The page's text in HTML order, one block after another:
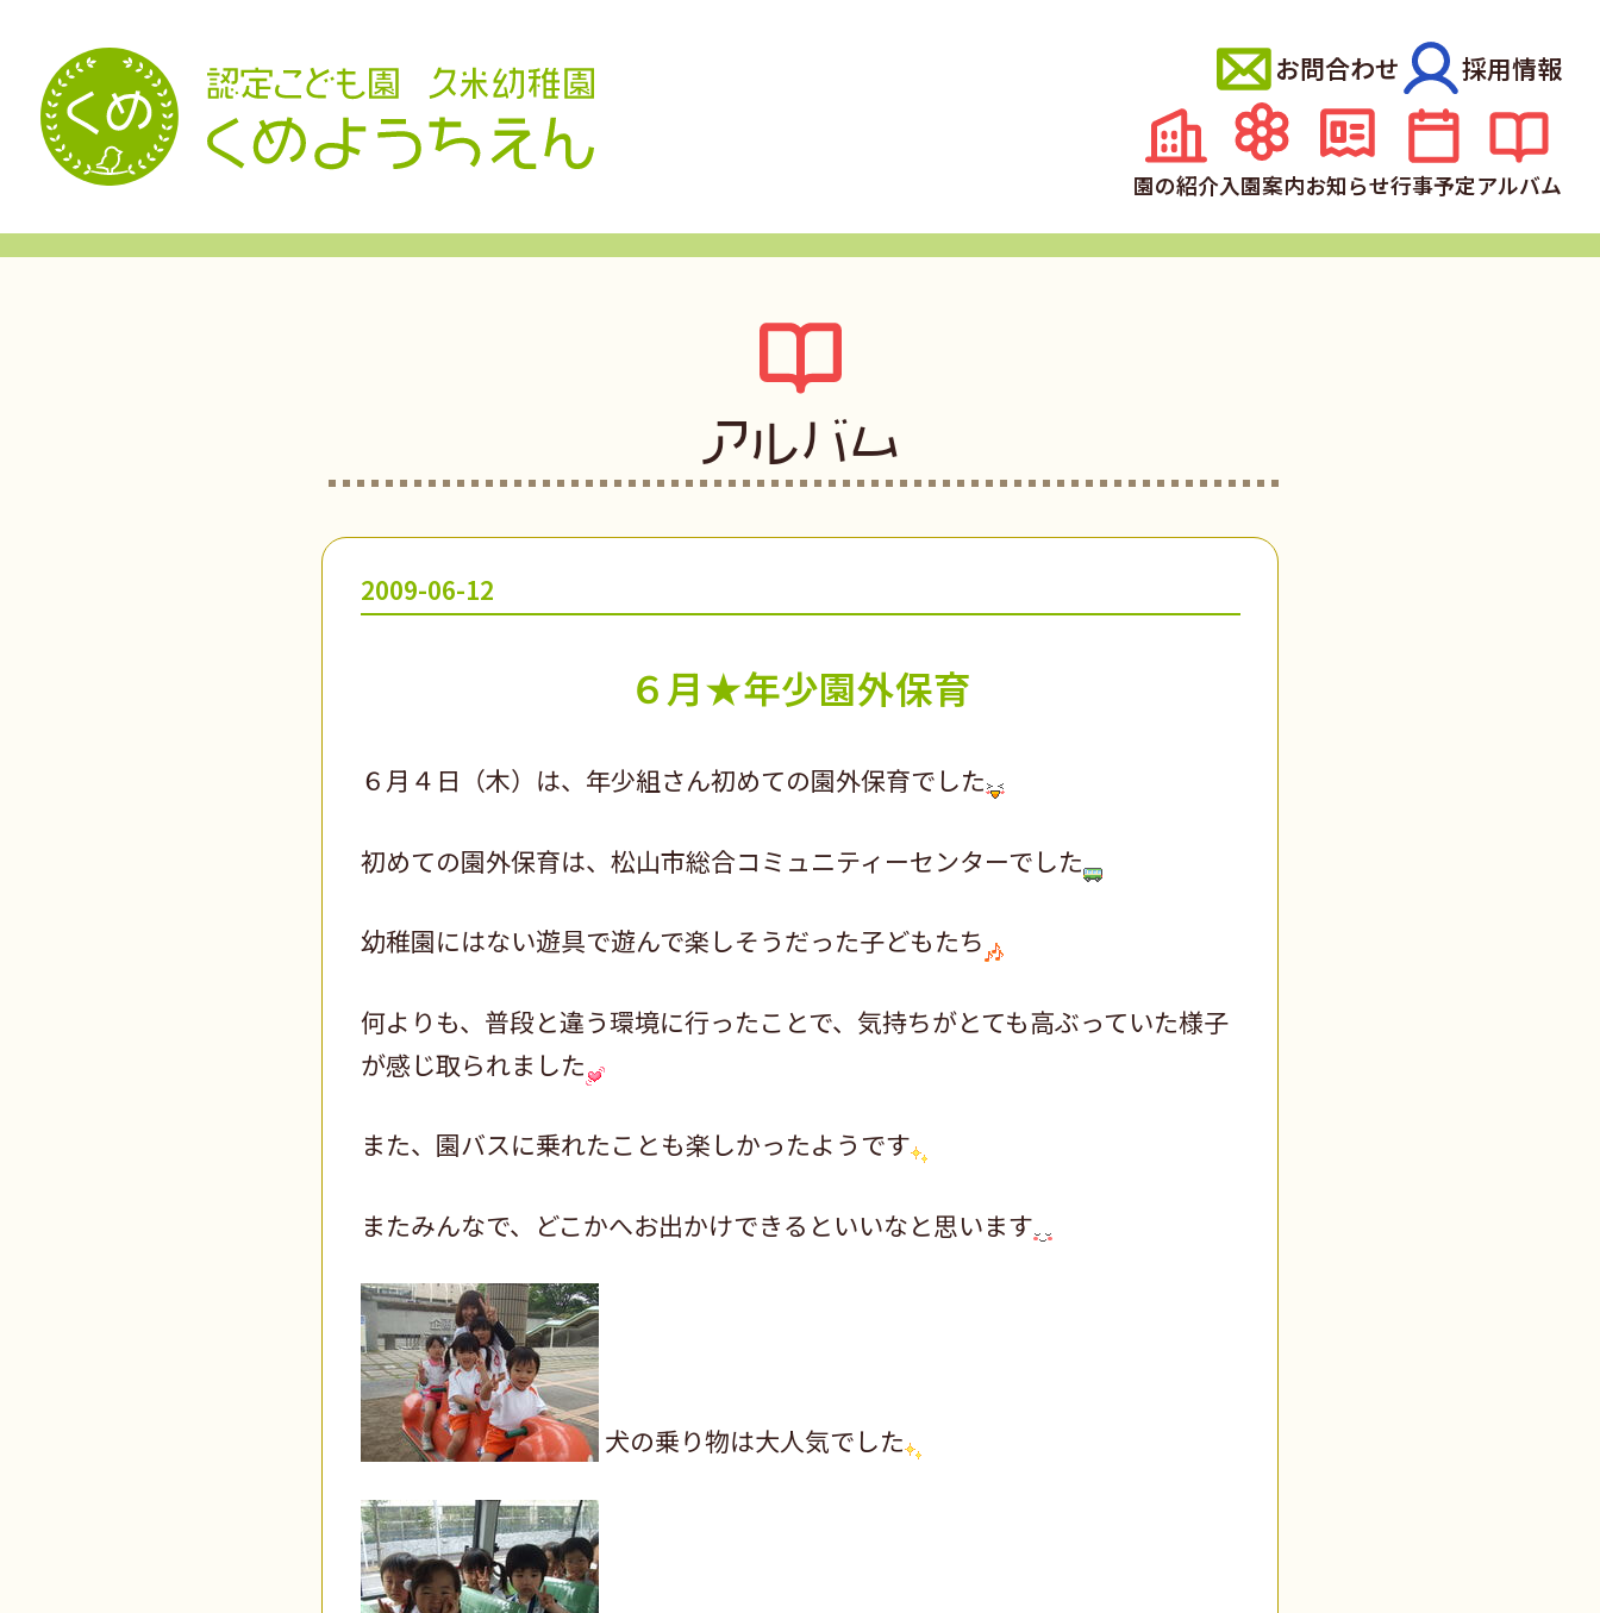
園の紹介入園案内お知らせ行事予定アルバム
お問合わせ 採用情報
アルバム
2009-06-12
６月★年少園外保育
６月４日（木）は、年少組さん初めての園外保育でした
初めての園外保育は、松山市総合コミュニティーセンターでした
幼稚園にはない遊具で遊んで楽しそうだった子どもたち
何よりも、普段と違う環境に行ったことで、気持ちがとても高ぶっていた様子
が感じ取られました
また、園バスに乗れたことも楽しかったようです
またみんなで、どこかへお出かけできるといいなと思います
犬の乗り物は大人気でした